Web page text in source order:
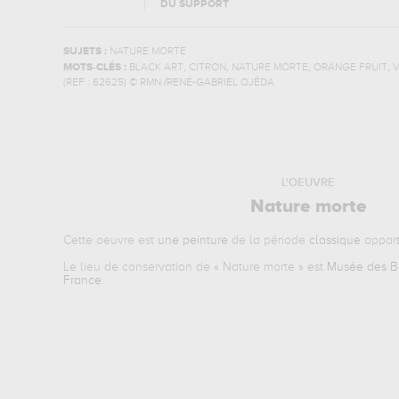
DU SUPPORT
SUJETS : NATURE MORTE
MOTS-CLÉS : BLACK ART, CITRON, NATURE MORTE, ORANGE FRUIT,
(REF : 62625) © RMN /RENÉ-GABRIEL OJÉDA
L'OEUVRE
Nature morte
Cette oeuvre est une peinture de la période classique
Le lieu de conservation de « Nature morte » est Musée des
France.